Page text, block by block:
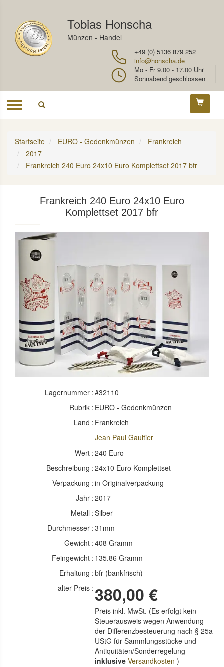
Tobias Honscha
Münzen - Handel
+49 (0) 5136 879 252
info@honscha.de
Mo - Fr 9.00 - 17.00 Uhr
Sonnabend geschlossen
Toggle
Startseite EURO - Gedenkmünzen
Frankreich
2017
Frankreich 240 Euro 24x10 Euro Komplettset 2017 bfr
Frankreich 240 Euro 24x10 Euro
Komplettset 2017 bfr
Lagernummer :#32110
Rubrik : EURO - Gedenkmünzen
Land : Frankreich
Jean Paul Gaultier
Wert :240 Euro
Beschreibung :24x10 Euro Komplettset
Verpackung :in Originalverpackung
Jahr :2017
Metall :Silber
Durchmesser :31mm
Gewicht :408 Gramm
Feingewicht : 135.86 Gramm
Erhaltung :bfr (bankfrisch)
alter Preis : 380,00 €
Preis inkl. MwSt. (Es erfolgt kein
Steuerausweis wegen Anwendung
der Differenzbesteuerung nach § 25a
UStG für Sammlungsstücke und
Antiquitäten/Sonderregelung
inklusive Versandkosten )